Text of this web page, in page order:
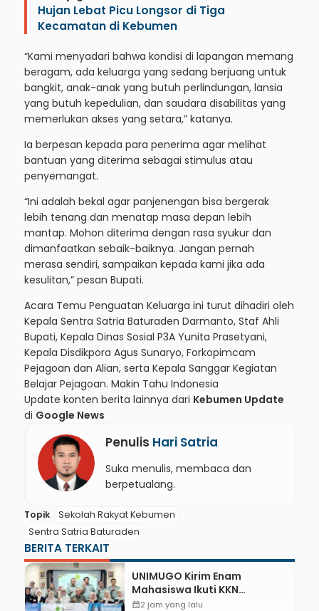
Hujan Lebat Picu Longsor di Tiga
Kecamatan di Kebumen
“Kami menyadari bahwa kondisi di lapangan memang
beragam, ada keluarga yang sedang berjuang untuk
bangkit, anak-anak yang butuh perlindungan, lansia
yang butuh kepedulian, dan saudara disabilitas yang
memerlukan akses yang setara,” katanya.
Ia berpesan kepada para penerima agar melihat
bantuan yang diterima sebagai stimulus atau
penyemangat.
“Ini adalah bekal agar panjenengan bisa bergerak
lebih tenang dan menatap masa depan lebih
mantap. Mohon diterima dengan rasa syukur dan
dimanfaatkan sebaik-baiknya. Jangan pernah
merasa sendiri, sampaikan kepada kami jika ada
kesulitan,” pesan Bupati.
Acara Temu Penguatan Keluarga ini turut dihadiri oleh
Kepala Sentra Satria Baturaden Darmanto, Staf Ahli
Bupati, Kepala Dinas Sosial P3A Yunita Prasetyani,
Kepala Disdikpora Agus Sunaryo, Forkopimcam
Pejagoan dan Alian, serta Kepala Sanggar Kegiatan
Belajar Pejagoan. Makin Tahu Indonesia
Update konten berita lainnya dari Kebumen Update
di Google News
Penulis Hari Satria
Suka menulis, membaca dan
berpetualang.
Topik
Sekolah Rakyat Kebumen
Sentra Satria Baturaden
BERITA TERKAIT
UNIMUGO Kirim Enam
Mahasiswa Ikuti KKN
Internasional 2026 di ASEAN
calendar_month2 jam yang lalu